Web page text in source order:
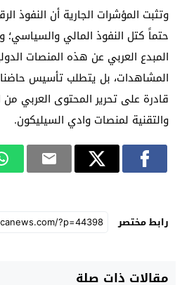
وتثبت المؤشرات الجارية أن النفوذ
حتماً كتل النفوذ المالي والسياسي؛
المبدع العربي عن هذه المنصات
المشاهدات، بل يتطلب تأسيس
قادرة على تحرير المحتوى العربي من
والتقنية لمنصات وادي السيليكون.
رابط مختصر
مقالات ذات صلة